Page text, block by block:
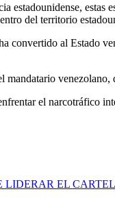
estadounidense,
del territorio
convertido al Estado
mandatario
el narcotráfico